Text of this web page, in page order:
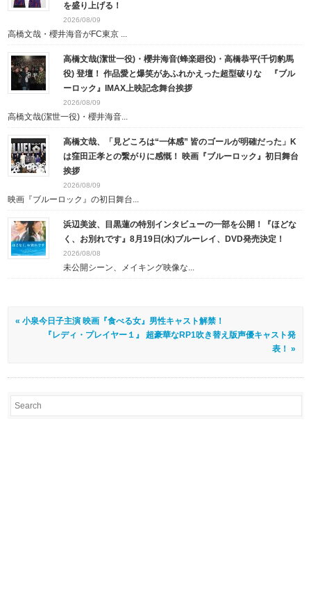
を盛り上げる！
2026/08/09
高橋文哉・櫻井海音がFC東京 ...
高橋文哉(潔世一役)・櫻井海音(蜂楽廻役)・高橋恭平(千切豹馬
役) 登壇！ 作品愛と爆笑があふれかえった超型破りな 『ブル
ーロック』IMAX上映記念舞台挨拶
2026/08/09
高橋文哉(潔世一役)・櫻井海音...
高橋文哉、「見どころは“一体感” 皆のゴールが明確だった」K
は窪田正孝との繋がりに感慨！ 映画『ブルーロック』初日舞台
挨拶
2026/08/09
映画『ブルーロック』の初日舞台...
浜辺美波、目黒蓮の特別インタビューの一部を公開！『ほどな
く、お別れです』8月19日(水)ブルーレイ、DVD発売決定！
2026/08/08
未公開シーン、メイキング映像な...
« 小泉今日子主演 映画『食べる女』男性キャスト解禁！
『レディ・プレイヤー１』 超豪華なRP1吹き替え版声優キャスト発
表！ »